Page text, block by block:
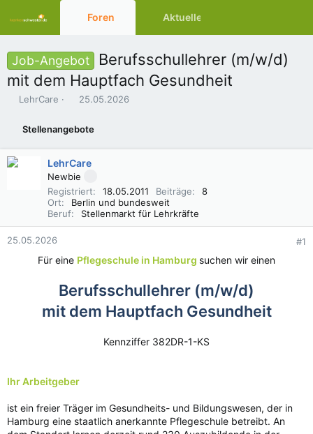
Foren Aktuelles
Job-Angebot
Berufsschullehrer (m/w/d)
mit dem Hauptfach Gesundheit
E
e
LehrCare
E
t
e
l
l
t
a
m
25.05.2026
Stellenangebote
LehrCare
Newbie
Registriert
18.05.2011 Beiträge
8
Ort
Berlin und bundesweit
Beruf
Stellenmarkt für Lehrkräfte
25.05.2026 #1
Für eine Pflegeschule in Hamburg suchen wir einen
Berufsschullehrer (m/w/d)
mit dem Hauptfach Gesundheit
Kennziffer 382DR-1-KS​
Ihr Arbeitgeber
ist ein freier Träger im Gesundheits- und Bildungswesen, der in
Hamburg eine staatlich anerkannte Pflegeschule betreibt. An